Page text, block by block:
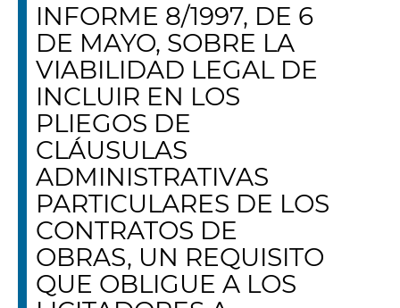
INFORME 8/1997, DE 6
DE MAYO, SOBRE LA
VIABILIDAD LEGAL DE
INCLUIR EN LOS
PLIEGOS DE
CLÁUSULAS
ADMINISTRATIVAS
PARTICULARES DE LOS
CONTRATOS DE
OBRAS, UN REQUISITO
QUE OBLIGUE A LOS